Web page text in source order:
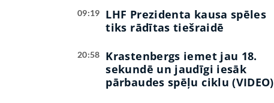
09:19
LHF Prezidenta kausa spēles
tiks rādītas tiešraidē
20:58
Krastenbergs iemet jau 18.
sekundē un jaudīgi iesāk
pārbaudes spēļu ciklu (VIDEO)